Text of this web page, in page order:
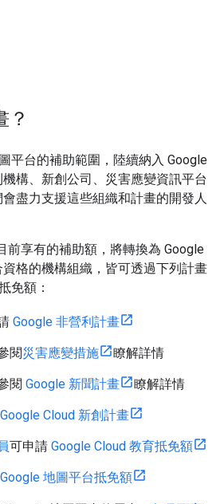
？
平台的補助範圍，陸續納入 Google
構、新創公司、災害應變資訊平台
盡力支援這些組織和計畫的開發人
前享有的補助額，將轉換為 Google
格的機構組織，皆可透過下列計畫
免額：
Google 非營利計畫
閱災害應變措施 瞭解詳情
閱 Google 新聞計畫 瞭解詳情
Google Cloud 新創計畫
可申請 Google Cloud 教育抵免額
Google 地圖平台抵免額